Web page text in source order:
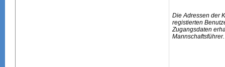
Die Adressen der
registierten
Zugangsdaten
Mannschaftsführer.